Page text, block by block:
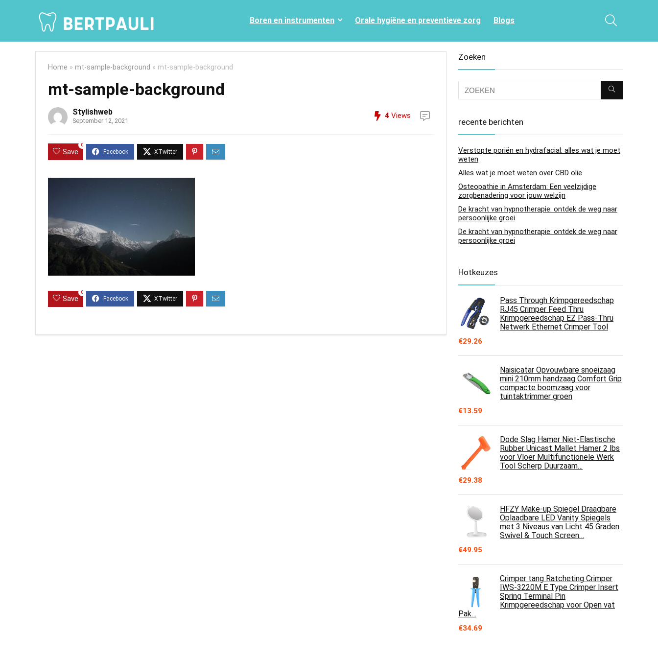
Boren en instrumenten Orale hygiëne en preventieve zorg Blogs
Home » mt-sample-background » mt-sample-background
mt-sample-background
Stylishweb
September 12, 2021
4 Views
Save
0
Save
0
Zoeken
recente berichten
Verstopte poriën en hydrafacial: alles wat je moet
weten
Alles wat je moet weten over CBD olie
Osteopathie in Amsterdam: Een veelzijdige
zorgbenadering voor jouw welzijn
De kracht van hypnotherapie: ontdek de weg naar
persoonlijke groei
De kracht van hypnotherapie: ontdek de weg naar
persoonlijke groei
Hotkeuzes
Pass Through Krimpgereedschap
RJ45 Crimper Feed Thru
Krimpgereedschap EZ Pass-Thru
Netwerk Ethernet Crimper Tool
€29.26
Naisicatar Opvouwbare snoeizaag
mini 210mm handzaag Comfort Grip
compacte boomzaag voor
tuintaktrimmer groen
€13.59
Dode Slag Hamer Niet-Elastische
Rubber Unicast Mallet Hamer 2 lbs
voor Vloer Multifunctionele Werk
Tool Scherp Duurzaam…
€29.38
HFZY Make-up Spiegel Draagbare
Oplaadbare LED Vanity Spiegels
met 3 Niveaus van Licht 45 Graden
Swivel & Touch Screen…
€49.95
Crimper tang Ratcheting Crimper
IWS-3220M E Type Crimper Insert
Spring Terminal Pin
Krimpgereedschap voor Open vat
Pak…
€34.69